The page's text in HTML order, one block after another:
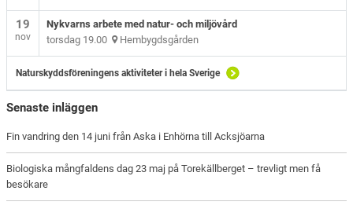
19
nov
Nykvarns arbete med natur- och miljövård
torsdag 19.00 Hembygdsgården
Naturskyddsföreningens aktiviteter i hela Sverige
Senaste inläggen
Fin vandring den 14 juni från Aska i Enhörna till Acksjöarna
Biologiska mångfaldens dag 23 maj på Torekällberget – trevligt men få
besökare